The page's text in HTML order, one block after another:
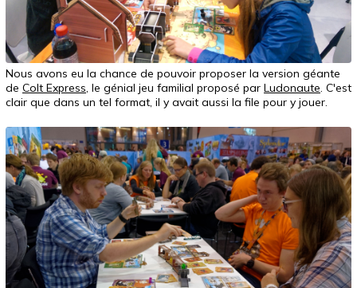
Nous avons eu la chance de pouvoir proposer la version géante
de Colt Express, le génial jeu familial proposé par Ludonaute. C'est
clair que dans un tel format, il y avait aussi la file pour y jouer.